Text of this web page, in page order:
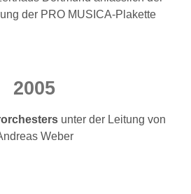
der PRO MUSICA-Plakette
2005
unter der Leitung von
Weber